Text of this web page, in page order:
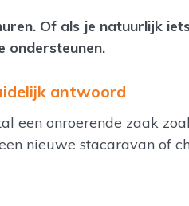
Of als je natuurlijk
ondersteunen.
antwoord
een onroerende zaak
nieuwe stacaravan of